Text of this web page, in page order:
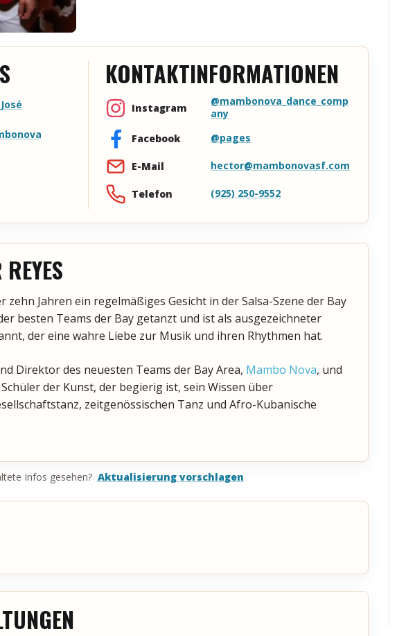
KONTAKTINFORMATIONEN
Instagram
@mambonova_dance_comp
any
Facebook
@pages
E-Mail hector@mambonovasf.com
Telefon (925) 250-9552
zehn Jahren ein regelmäßiges Gesicht in der Salsa-Szene der Bay
besten Teams der Bay getanzt und ist als ausgezeichneter
der eine wahre Liebe zur Musik und ihren Rhythmen hat.
Direktor des neuesten Teams der Bay Area, Mambo Nova, und
der Kunst, der begierig ist, sein Wissen über
zeitgenössischen Tanz und Afro-Kubanische
Infos gesehen? Aktualisierung vorschlagen